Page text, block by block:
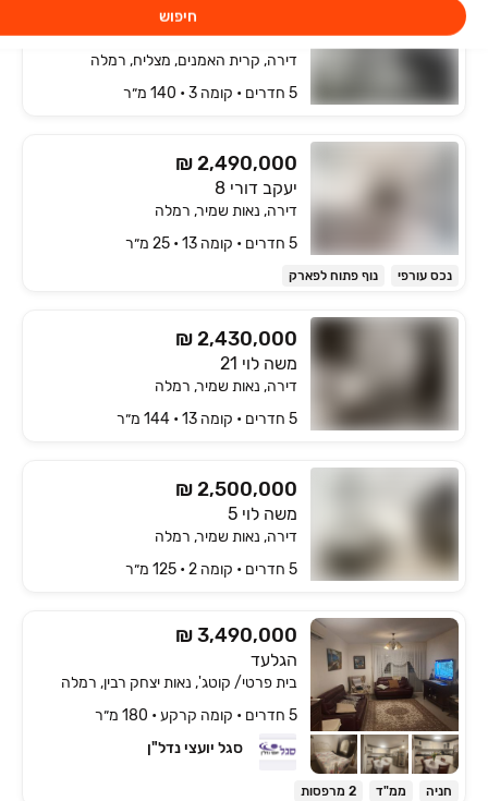
חיפוש₪ 2,849,000
ישראל פולי פוליאקוב 10
דירה, קרית האמנים, מצליח, רמלה
5 חדרים • קומה ‎3‏ • 140 מ״ר
₪ 2,490,000
יעקב דורי 8
דירה, נאות שמיר, רמלה
5 חדרים • קומה ‎13‏ • 25 מ״ר
נכס עורפי נוף פתוח לפארק
₪ 2,430,000
משה לוי 21
דירה, נאות שמיר, רמלה
5 חדרים • קומה ‎13‏ • 144 מ״ר
₪ 2,500,000
משה לוי 5
דירה, נאות שמיר, רמלה
5 חדרים • קומה ‎2‏ • 125 מ״ר
3,490,000 ₪
הגלעד
בית פרטי/ קוטג', נאות יצחק רבין, רמלה
5 חדרים • קומה ‎קרקע‏ • 180 מ״ר
סגל יועצי נדל"ן
חניה ממ"ד 2 מרפסות